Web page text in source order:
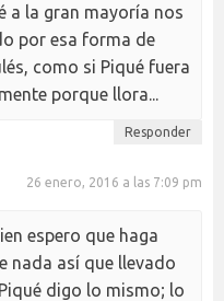
a la gran mayoría nos
por esa forma de
como si Piqué fuera
porque llora...
Responder
26 enero, 2016 a las 7:09 pm
espero que haga
nada así que llevado
digo lo mismo; lo